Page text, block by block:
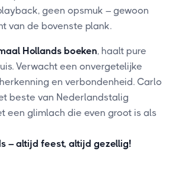
geen opsmuk – gewoon
van de bovenste plank.
Hollands boeken, haalt pure
Verwacht een onvergetelijke
en verbondenheid. Carlo
beste van Nederlandstalig
een glimlach die even groot is als
– altijd feest, altijd gezellig!